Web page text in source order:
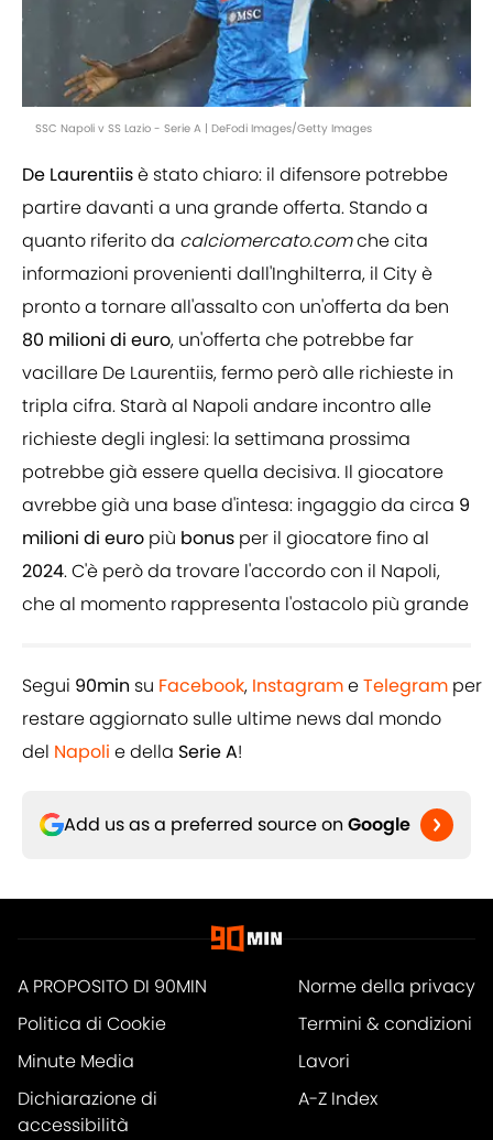
SSC Napoli v SS Lazio - Serie A | DeFodi Images/Getty Images
De Laurentiisè stato chiaro: il difensore potrebbe
partire davanti a una grande offerta. Stando a
quanto riferito da calciomercato.comche cita
informazioni provenienti dall'Inghilterra, il City è
pronto a tornare all'assalto con un'offerta da ben
80 milioni di euro, un'offerta che potrebbe far
vacillare De Laurentiis, fermo però alle richieste in
tripla cifra. Starà al Napoli andare incontro alle
richieste degli inglesi: la settimana prossima
potrebbe già essere quella decisiva. Il giocatore
avrebbe già una base d'intesa: ingaggio da circa 9
milioni di euro più bonus per il giocatore fino al
2024. C'è però da trovare l'accordo con il Napoli,
che al momento rappresenta l'ostacolo più grande
Segui 90min su Facebook, InstagrameTelegram per
restare aggiornato sulle ultime news dal mondo
del Napoli e della Serie A!
Add us as a preferred source on Google
A PROPOSITO DI 90MIN
Norme della privacy
Politica di Cookie
Termini & condizioni
Minute Media
Lavori
Dichiarazione di
accessibilità
A-Z Index